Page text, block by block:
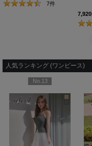
7件
7,920
人気ランキング (ワンピース)
No.13